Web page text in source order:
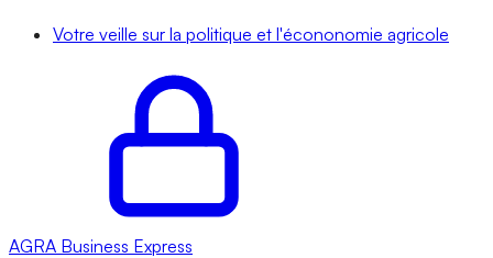
Votre veille sur la politique et l'écononomie agricole
AGRA Business Express